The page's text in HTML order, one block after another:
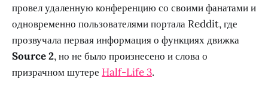
провел удаленную конференцию со своими фанатами и
одновременно пользователями портала Reddit, где
прозвучала первая информация о функциях движка
Source 2, но не было произнесено и слова о
призрачном шутере Half-Life 3.